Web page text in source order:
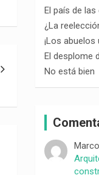
El país de
¿La
¡Los
El desplome
No está bien